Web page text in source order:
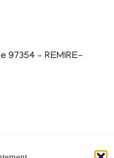
97354 – REMIRE-